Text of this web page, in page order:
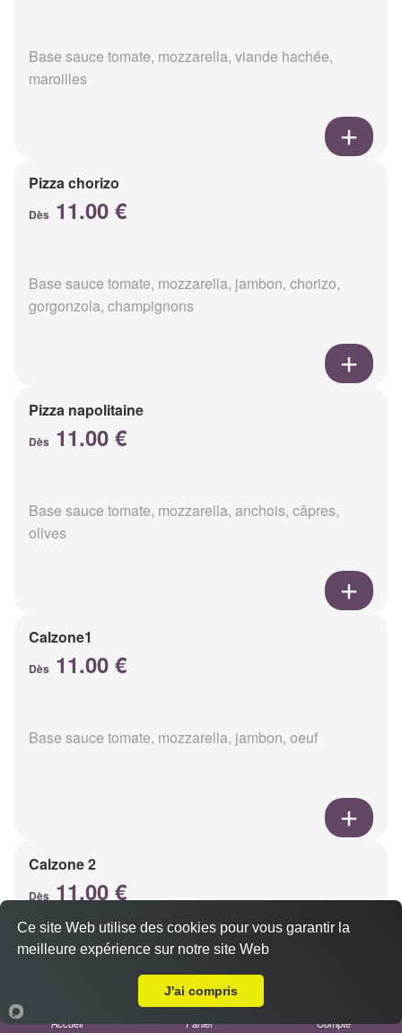
Base sauce tomate, mozzarella, viande hachée,
maroilles
Pizza chorizo
Dès 11.00 €
Base sauce tomate, mozzarella, jambon, chorizo,
gorgonzola, champignons
Pizza napolitaine
Dès 11.00 €
Base sauce tomate, mozzarella, anchois, câpres,
olives
Calzone1
Dès 11.00 €
Base sauce tomate, mozzarella, jambon, oeuf
Calzone 2
Dès 11.00 €
Accueil Panier Compte
Ce site Web utilise des cookies pour vous garantir la
meilleure expérience sur notre site Web
J'ai compris